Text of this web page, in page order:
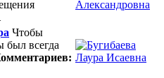
Чтобы
был всегда